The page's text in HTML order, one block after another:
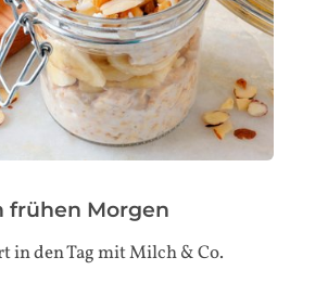
frühen Morgen
in den Tag mit Milch & Co.